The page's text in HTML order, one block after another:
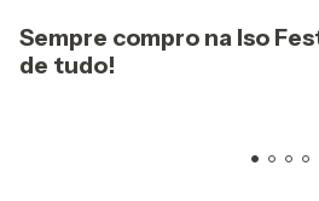
Sempre compro na Iso
de tudo!